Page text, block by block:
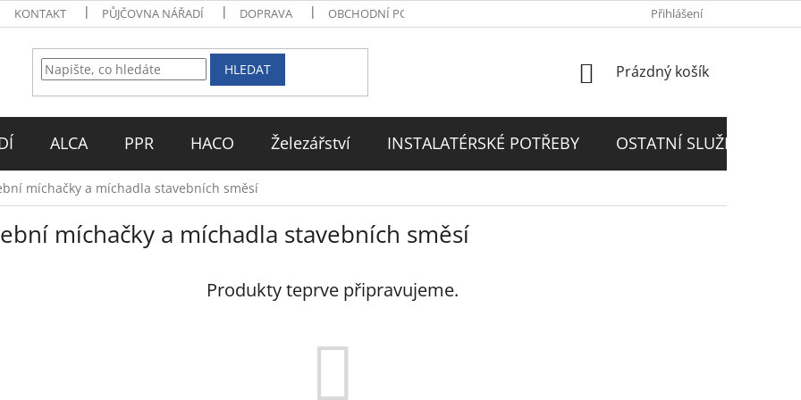
KONTAKT PŮJČOVNA NÁŘADÍ DOPRAVA OBCHODNÍ PODMÍNKY Přihlášení
HLEDAT
NÁKUPNÍ
Prázdný košík
ALCA PPR HACO Železářství INSTALATÉRSKÉ POTŘEBY OSTATNÍ SLUŽBY
míchačky a míchadla stavebních směsí
míchačky a míchadla stavebních směsí
Produkty teprve připravujeme.